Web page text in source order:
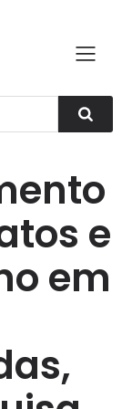
e
em